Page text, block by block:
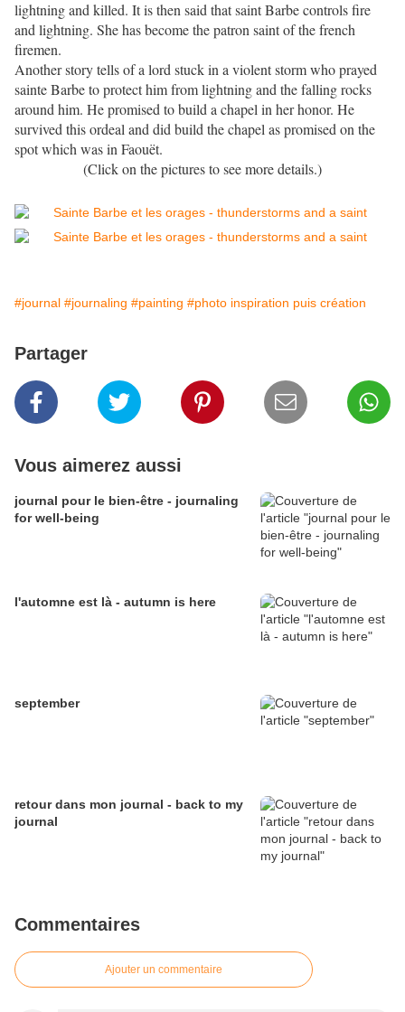
lightning and killed. It is then said that saint Barbe controls fire
and lightning. She has become the patron saint of the french
firemen.
Another story tells of a lord stuck in a violent storm who prayed
sainte Barbe to protect him from lightning and the falling rocks
around him. He promised to build a chapel in her honor. He
survived this ordeal and did build the chapel as promised on the
spot which was in Faouët.
(Click on the pictures to see more details.)
#journal #journaling #painting #photo inspiration puis création
Partager
Vous aimerez aussi
journal pour le bien-être - journaling
for well-being
l'automne est là - autumn is here
september
retour dans mon journal - back to my
journal
Commentaires
Ajouter un commentaire